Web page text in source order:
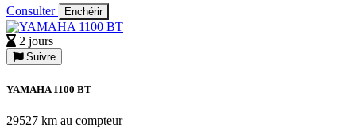
Consulter Enchérir
2 jours
Suivre
YAMAHA 1100 BT
29527 km au compteur